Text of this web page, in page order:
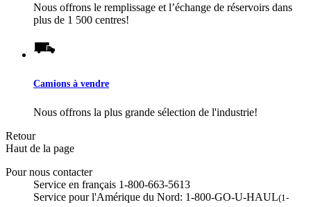
Nous offrons le remplissage et l’échange de réservoirs dans
plus de 1 500 centres!
Camions à vendre
Nous offrons la plus grande sélection de l'industrie!
Retour
Haut de la page
Pour nous contacter
Service en français 1-800-663-5613
Service pour l'Amérique du Nord: 1-800-GO-U-HAUL(1-